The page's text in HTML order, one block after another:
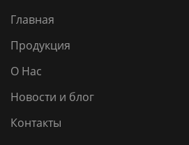
Главная
Продукция
О Нас
Новости и блог
Контакты